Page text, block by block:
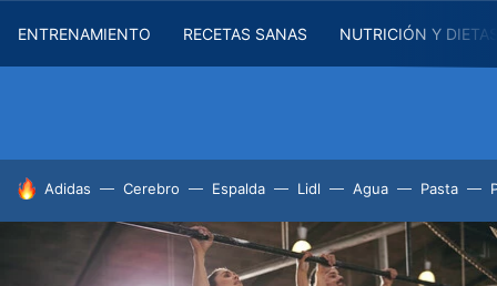
ENTRENAMIENTO RECETAS SANAS NUTRICIÓN Y
HOY SE HABLA DE
Adidas Cerebro Espalda Lidl Agua Pasta